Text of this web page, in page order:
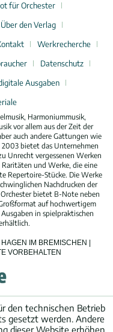
für Orchester
Über den Verlag
Werkrecherche
Datenschutz
Ausgaben
Harmoniummusik,
vor allem aus der Zeit der
auch andere Gattungen wie
bietet das Unternehmen
Unrecht vergessenen Werken
und Werke, die eine
Repertoire-Stücke. Die Werke
Nachdrucken der
bietet B-Note neben
auf hochwertigem
in spielpraktischen
IM BREMISCHEN |
VORBEHALTEN
den technischen Betrieb
gesetzt werden. Andere
dieser Website erhöhen,